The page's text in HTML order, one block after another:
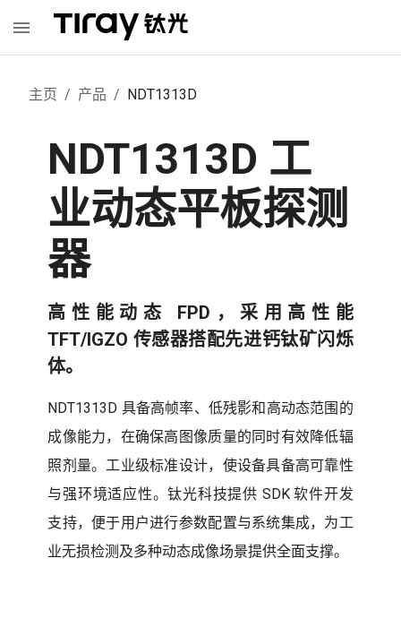
主页 / 产品 / NDT1313D
NDT1313D 工
业动态平板探测
器
高性能动态 FPD，采用高性能
TFT/IGZO 传感器搭配先进钙钛矿闪烁
体。
NDT1313D 具备高帧率、低残影和高动态范围的
成像能力，在确保高图像质量的同时有效降低辐
照剂量。工业级标准设计，使设备具备高可靠性
与强环境适应性。钛光科技提供 SDK 软件开发
支持，便于用户进行参数配置与系统集成，为工
业无损检测及多种动态成像场景提供全面支撑。